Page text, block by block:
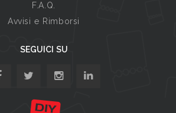
F.A.Q.
Avvisi e Rimborsi
SEGUICI SU